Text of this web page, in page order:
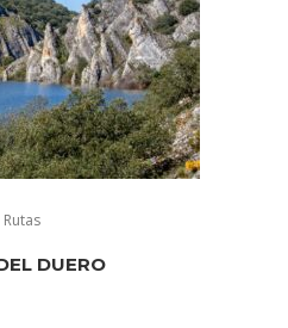
Rutas
DUERO